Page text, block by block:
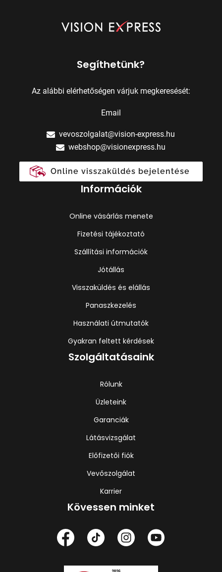
Segíthetünk?
Az alábbi elérhetőségen várjuk megkeresését:
Email
vevoszolgalat@vision-express.hu
webshop@visionexpress.hu
Online visszaküldés bejelentése
Információk
Online vásárlás menete
Fizetési tájékoztató
Szállítási információk
Jótállás
Visszaküldés és elállás
Panaszkezelés
Használati útmutatók
Gyakran feltett kérdések
Szolgáltatásaink
Rólunk
Üzleteink
Garanciák
Látásvizsgálat
Előfizetői fiók
Vevőszolgálat
Karrier
Kövessen minket